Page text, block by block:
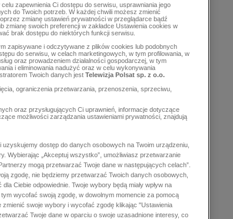
zapewnienia Ci dostępu do serwisu, usprawniania jego
do Twoich potrzeb. W każdej chwili możesz zmienić
zmianę ustawień prywatności w przeglądarce bądź
zmianę swoich preferencji w zakładce Ustawienia cookies w
brak dostępu do niektórych funkcji serwisu.
zapisywane i odczytywane z plików cookies lub podobnych
do serwisu, w celach marketingowych, w tym profilowania, w
oraz prowadzeniem działalności gospodarczej, w tym
i eliminowania nadużyć oraz w celu wykonywania
Twoich danych jest Telewizja Polsat sp. z o.o.
ograniczenia przetwarzania, przenoszenia, sprzeciwu,
oraz przysługujących Ci uprawnień, informacje dotyczące
możliwości zarządzania ustawieniami prywatności, znajdują
uzyskujemy dostęp do danych osobowych na Twoim urządzeniu,
Wybierając „Akceptuj wszystko”, umożliwiasz przetwarzanie
mogą przetwarzać Twoje dane w następujących celach”.
zgodę, nie będziemy przetwarzać Twoich danych osobowych,
Ciebie odpowiednie. Twoje wybory będą miały wpływ na
wycofać swoją zgodę, w dowolnym momencie za pomocą
swoje wybory i wycofać zgodę klikając "Ustawienia
Twoje dane w oparciu o swoje uzasadnione interesy, co